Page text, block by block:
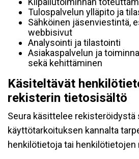
Tulospalvelun ylläpito ja
Sähköinen jäsenviestintä,
webbisivut
Analysointi ja tilastointi
Asiakaspalvelun ja
sekä kehittäminen
Käsiteltävät
rekisterin tietosisältö
Seura käsittelee rekisteröidystä
käyttötarkoituksen kannalta
henkilötietoja tai henkilötietojen